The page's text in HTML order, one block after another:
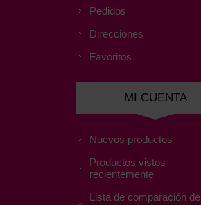
Pedidos
Direcciones
Favoritos
MI CUENTA
Nuevos productos
Productos vistos
recientemente
Lista de comparación de